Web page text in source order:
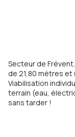
Secteur de
de 21,80 mètres
Viabilisation
terrain (eau,
sans tarder !